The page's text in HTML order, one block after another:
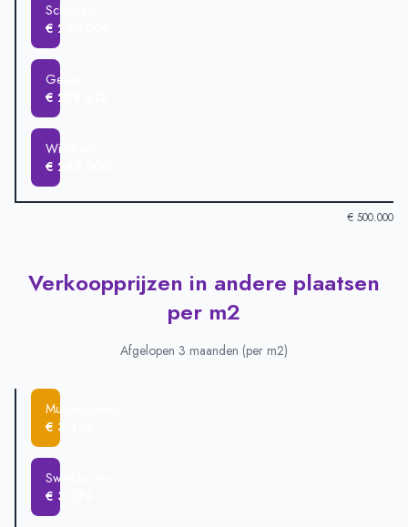
Schinnen
€ 280.000
Geleen
€ 278.612
Windraak
€ 267.000
€ 500.000
Verkoopprijzen in andere plaatsen-Afgelopen 3 maanden
Plaats
Gemiddelde verkoopprijs
€ 467.187
€ 436.439
Sittard
Schinnen
Geleen
Windraak
Verkoopprijzen in andere plaatsen
per m2
Afgelopen 3 maanden (per m2)
Munstergeleen
€ 3.436
Sweikhuizen
€ 3.274